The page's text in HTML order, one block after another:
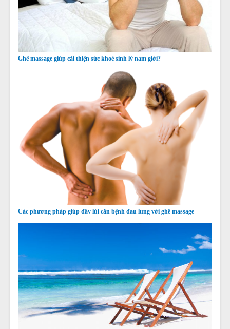
Ghế massage giúp cải thiện sức khoẻ sinh lý nam giới?
Các phương pháp giúp đẩy lùi căn bệnh đau lưng với ghế massage